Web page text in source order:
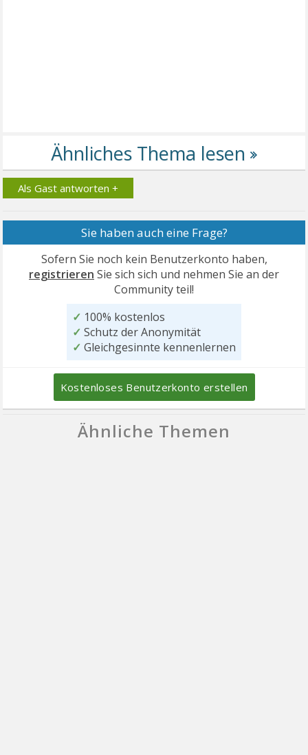
Als Gast antworten +
Sie haben auch eine Frage?
Sofern Sie noch kein Benutzerkonto haben,
registrieren Sie sich sich und nehmen Sie an der
Community teil!
✓ 100% kostenlos
✓ Schutz der Anonymität
✓ Gleichgesinnte kennenlernen
Kostenloses Benutzerkonto erstellen
Ähnliche Themen